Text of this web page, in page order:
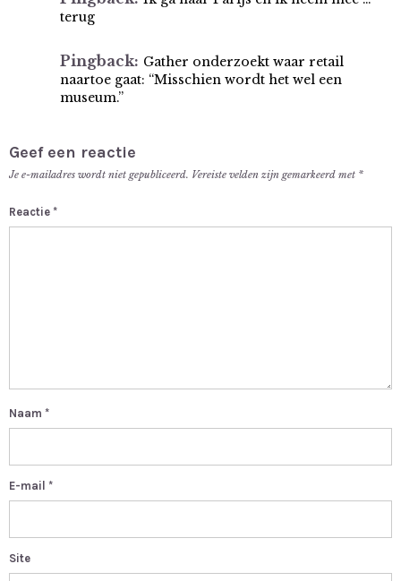
terug
Pingback: Gather onderzoekt waar retail
naartoe gaat: “Misschien wordt het wel een
museum.”
Geef een reactie
Je e-mailadres wordt niet gepubliceerd. Vereiste velden zijn gemarkeerd met *
Reactie *
Naam *
E-mail *
Site